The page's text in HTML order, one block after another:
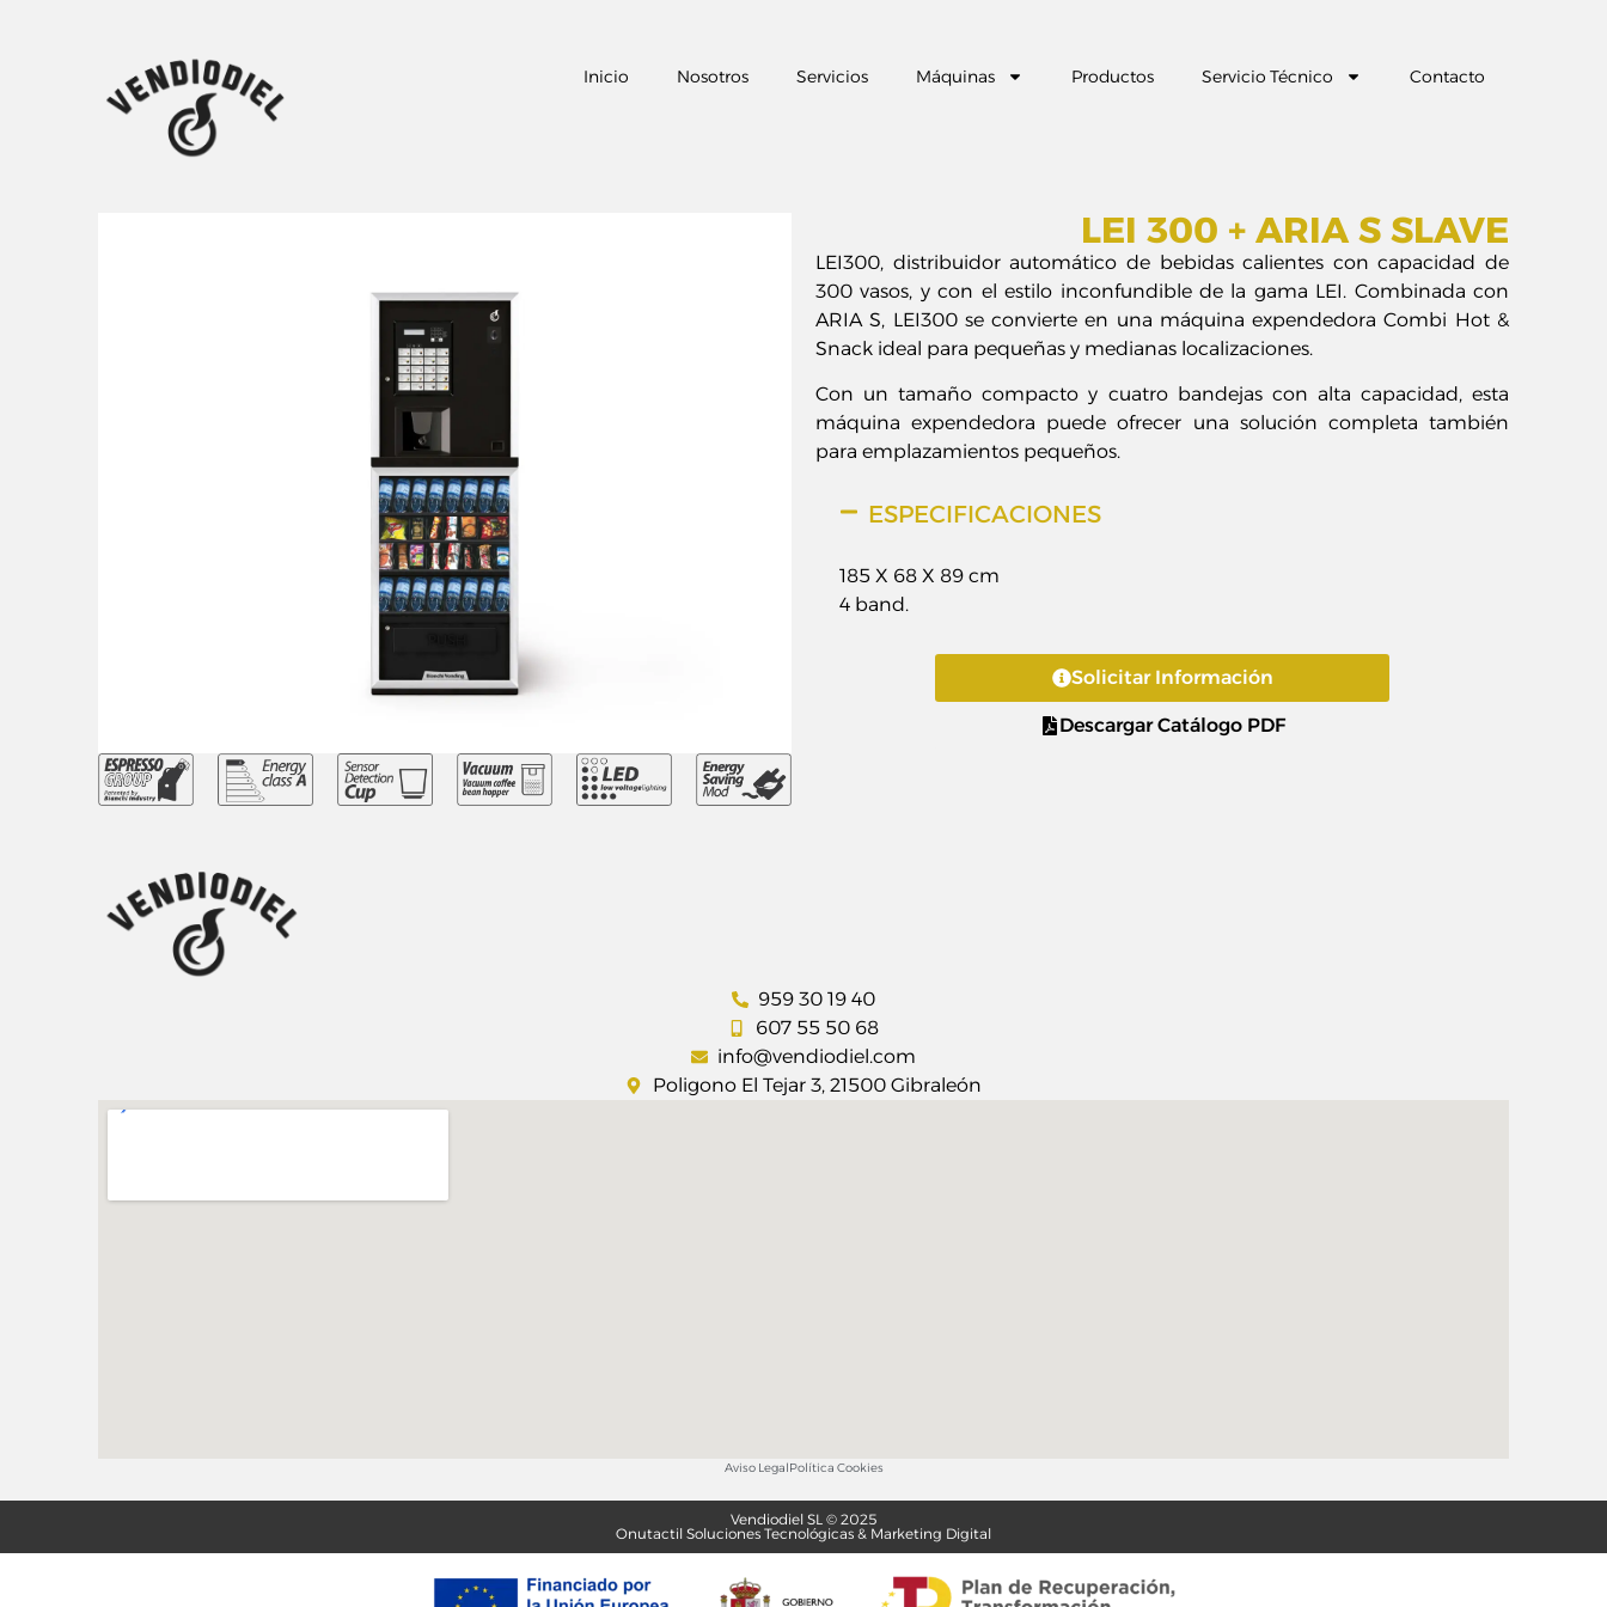
Inicio Nosotros Servicios Máquinas Productos Servicio Técnico Contacto
LEI 300 + ARIA S SLAVE
LEI300, distribuidor automático de bebidas calientes con capacidad de
300 vasos, y con el estilo inconfundible de la gama LEI. Combinada con
ARIA S, LEI300 se convierte en una máquina expendedora Combi Hot &
Snack ideal para pequeñas y medianas localizaciones.
Con un tamaño compacto y cuatro bandejas con alta capacidad, esta
máquina expendedora puede ofrecer una solución completa también
para emplazamientos pequeños.
ESPECIFICACIONES
185 X 68 X 89 cm
4 band.
Solicitar Información
Descargar Catálogo PDF
959 30 19 40
607 55 50 68
info@vendiodiel.com
Poligono El Tejar 3, 21500 Gibraleón
Aviso LegalPolítica Cookies
Vendiodiel SL © 2025
Onutactil Soluciones Tecnológicas & Marketing Digital